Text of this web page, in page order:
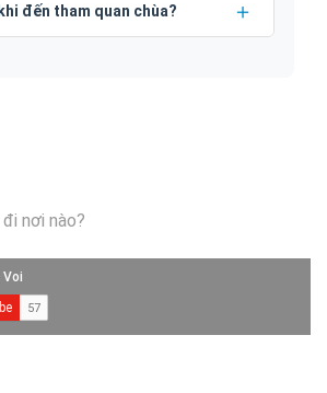
đến tham quan chùa?